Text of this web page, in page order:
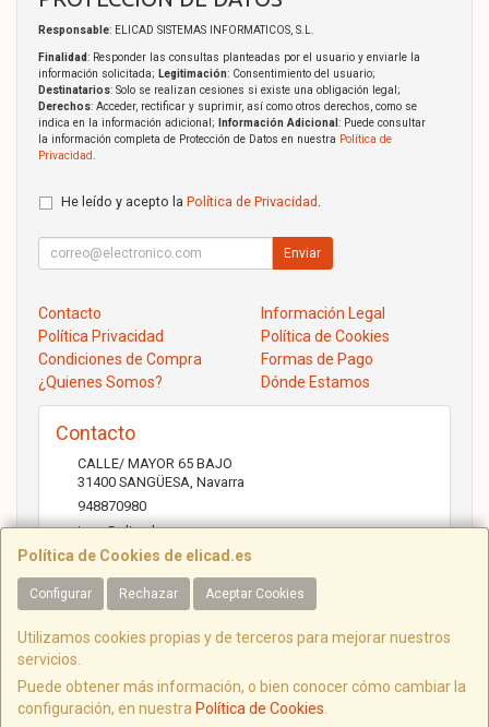
Política de Cookies de elicad.es
Configurar Rechazar Aceptar Cookies
Utilizamos cookies propias y de terceros para mejorar nuestros
servicios.
Puede obtener más información, o bien conocer cómo cambiar la
configuración, en nuestra Política de Cookies
Responsable: ELICAD SISTEMAS INFORMATICOS, S.L.
Finalidad: Responder las consultas planteadas por el usuario y enviarle la
información solicitada; Legitimación: Consentimiento del usuario;
Destinatarios: Solo se realizan cesiones si existe una obligación legal;
Derechos: Acceder, rectificar y suprimir, así como otros derechos, como se
indica en la información adicional;
Información Adicional : Puede consultar
la información completa de Protección de Datos en nuestra Política de
Privacidad
He leído y acepto la Política de Privacidad
Enviar
Contacto
Información Legal
Política Privacidad
Política de Cookies
Condiciones de Compra
Formas de Pago
¿Quienes Somos?
Dónde Estamos
Contacto
CALLE/ MAYOR 65 BAJO
31400 SANGÜESA Navarra
948870980
jose@elicad.com
Horario
Lunes a Viernes 9:30 a 20:00 Sábados 10.00 a 14.00
C/ Mayor, 65, 31400, Navarra, España. - C.I.F.: B31843022 - Tfno: 948870980